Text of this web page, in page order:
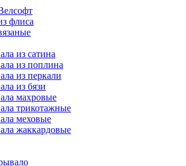
флиса
из сатина
из поплина
из перкали
из бязи
махровые
трикотажные
меховые
жаккардовые